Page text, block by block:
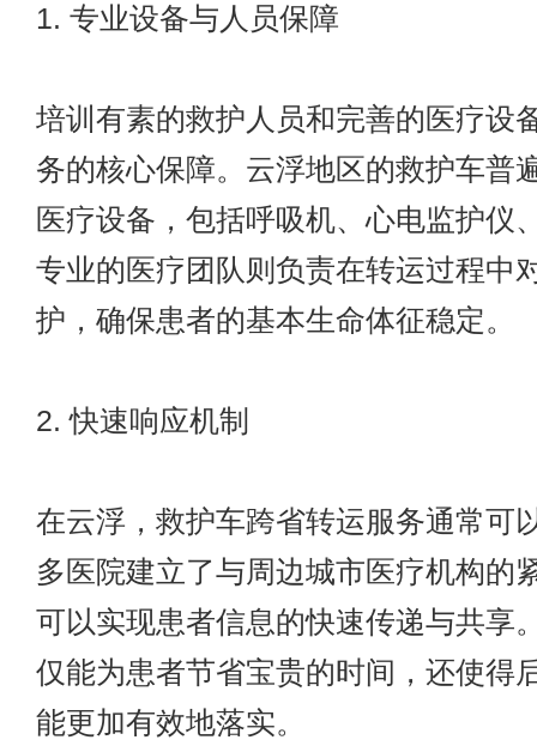
1. 专业设备与人员保障
培训有素的救护人员和完善的医疗设
务的核心保障。云浮地区的救护车普
医疗设备，包括呼吸机、心电监护仪
专业的医疗团队则负责在转运过程中
护，确保患者的基本生命体征稳定。
2. 快速响应机制
在云浮，救护车跨省转运服务通常可
多医院建立了与周边城市医疗机构的
可以实现患者信息的快速传递与共享
仅能为患者节省宝贵的时间，还使得
能更加有效地落实。